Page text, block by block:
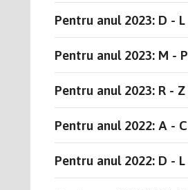
Pentru anul 2023: D - L
Pentru anul 2023: M - P
Pentru anul 2023: R - Z
Pentru anul 2022: A - C
Pentru anul 2022: D - L